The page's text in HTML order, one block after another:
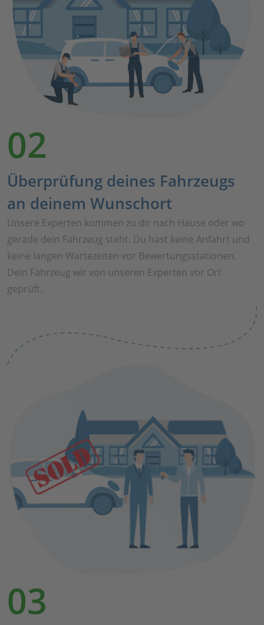
02
Überprüfung deines Fahrzeugs
an deinem Wunschort
Unsere Experten kommen zu dir nach Hause oder wo
gerade dein Fahrzeug steht. Du hast keine Anfahrt und
keine langen Wartezeiten vor Bewertungsstationen.
Dein Fahrzeug wir von unseren Experten vor Ort
geprüft.
03